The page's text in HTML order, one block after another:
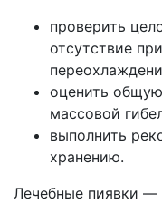
проверить
отсутствие
оценить
массовой
выполнить
хранению.
Лечебные пиявки —